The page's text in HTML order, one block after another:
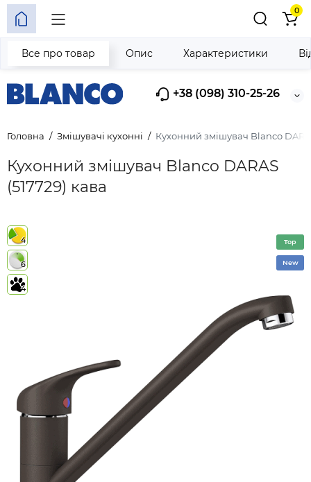
+38 (098) 310-25-26
0
Головна Змішувачі кухонні Кухонний змішувач Blanco
Кухонний змішувач Blanco DARAS
(517729) кава
Все про товар Опис Характеристики
4
6
4
Top
New